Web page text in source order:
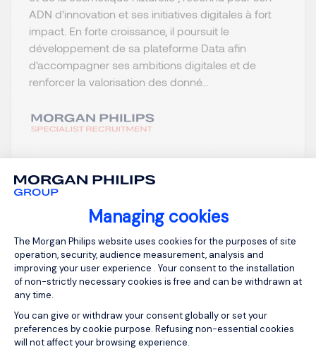
Managing cookies
Consent Management Platform:
The Morgan Philips website uses cookies for the purposes of site
operation, security, audience measurement, analysis and
improving your user experience . Your consent to the installation
of non-strictly necessary cookies is free and can be withdrawn at
any time.
You can give or withdraw your consent globally or set your
preferences by cookie purpose. Refusing non-essential cookies
will not affect your browsing experience.
ADN d'innovation et ses initiatives digitales à fort
impact. En forte croissance, il poursuit le
développement de sa plateforme Data afin
d'accompagner ses ambitions digitales et de
renforcer la valorisation des donné...
View job and apply
Technico-Commercial
Senior - Prestations
digitales, techniques &
audiovisuelles F/H